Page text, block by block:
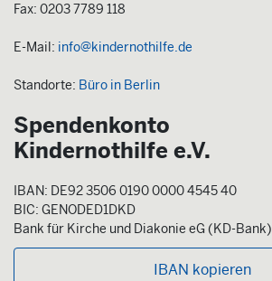
Fax: 0203 7789 118
E-Mail: info@kindernothilfe.de
Standorte: Büro in Berlin
Spendenkonto
Kindernothilfe e.V.
IBAN: DE92 3506 0190 0000 4545 40
BIC: GENODED1DKD
Bank für Kirche und Diakonie eG (KD-Bank)
IBAN kopieren